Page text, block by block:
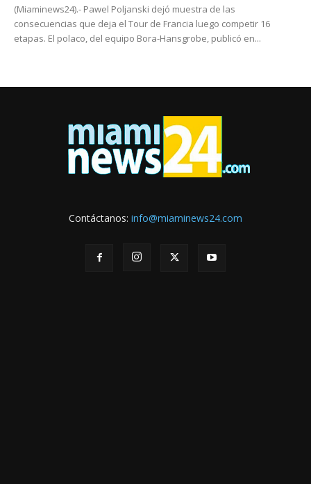
(Miaminews24).- Pawel Poljanski dejó muestra de las
consecuencias que deja el Tour de Francia luego competir 16
etapas. El polaco, del equipo Bora-Hansgrobe, publicó en...
Contáctanos: info@miaminews24.com